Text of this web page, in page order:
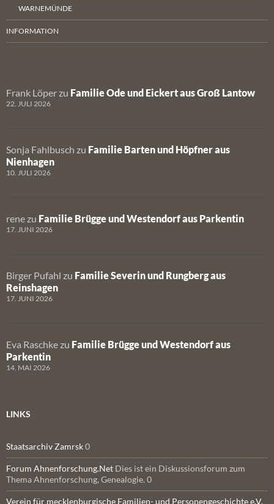
WARNEMÜNDE
INFORMATION
Frank Löper zu Familie Ode und Eickert aus Groß Lantow
22. JULI 2026
Sonja Fahlbusch zu Familie Barten und Höpfner aus
Nienhagen
10. JULI 2026
rene zu Familie Brügge und Westendorf aus Parkentin
17. JUNI 2026
Birger Pufahl zu Familie Severin und Rungberg aus
Reinshagen
17. JUNI 2026
Eva Raschke zu Familie Brügge und Westendorf aus
Parkentin
14. MAI 2026
LINKS
Staatsarchiv Zamrsk0
Forum Ahnenforschung.Net Dies ist ein Diskussionsforum zum
Thema Ahnenforschung, Genealogie. 0
Verein für mecklenburgische Familien- und Personengeschichte e.V.